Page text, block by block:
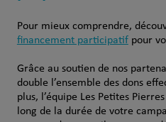
Pour mieux comprendre,
financement participatifpour
Grâce au soutien de nos
double l’ensemble des dons
plus, l’équipe Les Petites
long de la durée de votre